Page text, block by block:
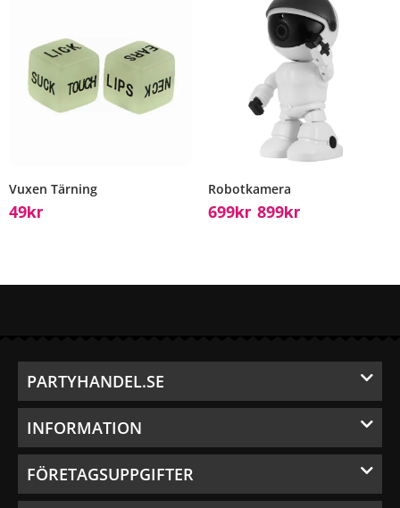
Vuxen Tärning
49Kr
Robotkamera
699Kr 899Kr
PARTYHANDEL.SE
INFORMATION
FÖRETAGSUPPGIFTER